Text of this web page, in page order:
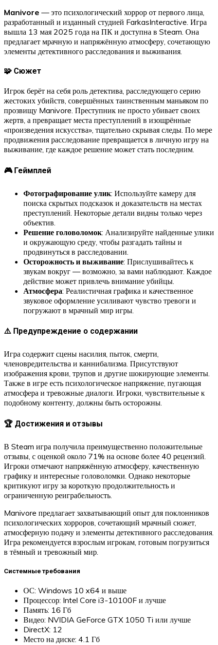
Manivore — это психологический хоррор от первого лица,
разработанный и изданный студией FarkasInteractive. Игра
вышла 13 мая 2025 года на ПК и доступна в Steam. Она
предлагает мрачную и напряжённую атмосферу, сочетающую
элементы детективного расследования и выживания.
🧩 Сюжет
Игрок берёт на себя роль детектива, расследующего серию
жестоких убийств, совершённых таинственным маньяком по
прозвищу Manivore. Преступник не просто убивает своих
жертв, а превращает места преступлений в изощрённые
«произведения искусства», тщательно скрывая следы. По мере
продвижения расследование превращается в личную игру на
выживание, где каждое решение может стать последним.
🎮 Геймплей
Фотографирование улик: Используйте камеру для
поиска скрытых подсказок и доказательств на местах
преступлений. Некоторые детали видны только через
объектив.
Решение головоломок: Анализируйте найденные улики
и окружающую среду, чтобы разгадать тайны и
продвинуться в расследовании.
Осторожность и выживание: Прислушивайтесь к
звукам вокруг — возможно, за вами наблюдают. Каждое
действие может привлечь внимание убийцы.
Атмосфера: Реалистичная графика и качественное
звуковое оформление усиливают чувство тревоги и
погружают в мрачный мир игры.
⚠️ Предупреждение о содержании
Игра содержит сцены насилия, пыток, смерти,
членовредительства и каннибализма. Присутствуют
изображения крови, трупов и другие шокирующие элементы.
Также в игре есть психологическое напряжение, пугающая
атмосфера и тревожные диалоги. Игроки, чувствительные к
подобному контенту, должны быть осторожны.
🏆 Достижения и отзывы
В Steam игра получила преимущественно положительные
отзывы, с оценкой около 71% на основе более 40 рецензий.
Игроки отмечают напряжённую атмосферу, качественную
графику и интересные головоломки. Однако некоторые
критикуют игру за короткую продолжительность и
ограниченную реиграбельность.
Manivore предлагает захватывающий опыт для поклонников
психологических хорроров, сочетающий мрачный сюжет,
атмосферную подачу и элементы детективного расследования.
Игра рекомендуется взрослым игрокам, готовым погрузиться
в тёмный и тревожный мир.
Системные требования
ОС: Windows 10 x64 и выше
Процессор: Intel Core i3-10100F и лучше
Память: 16 Гб
Видео: NVIDIA GeForce GTX 1050 Ti или лучше
DirectX: 12
Место на диске: 4.1 Гб